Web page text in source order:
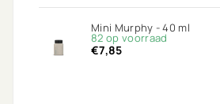
Mini Murphy - 40 ml
82 op voorraad
€7,85